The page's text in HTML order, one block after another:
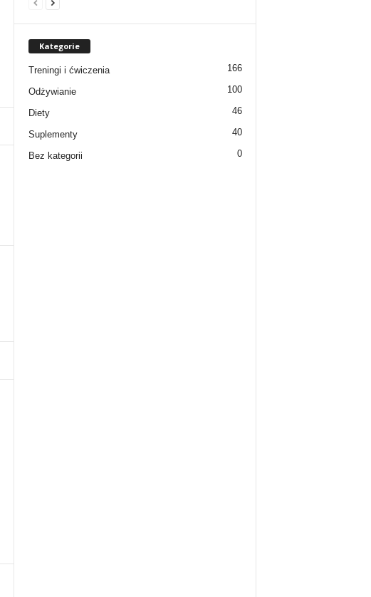
Kategorie
Treningi i ćwiczenia 166
Odżywianie 100
Diety 46
Suplementy 40
Bez kategorii 0